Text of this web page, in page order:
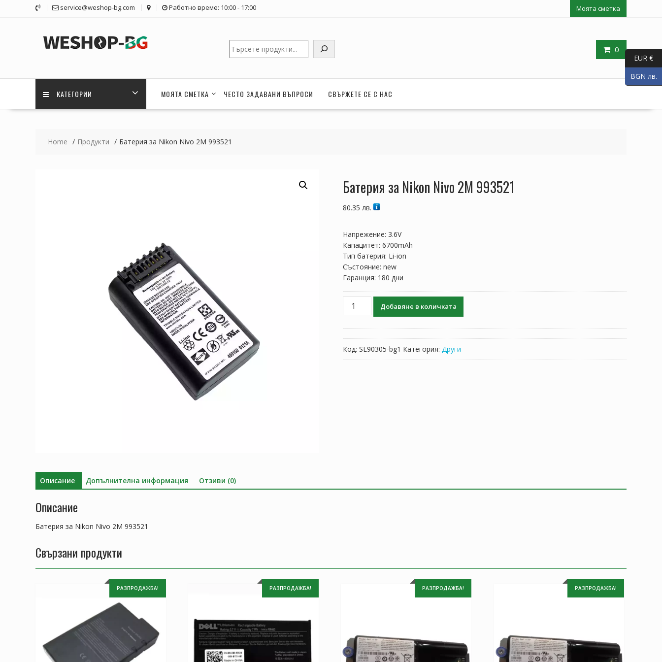
service@weshop-bg.com Работно време: 10:00 - 17:00 Моята сметка
0
Търсене
КАТЕГОРИИ МОЯТА СМЕТКА ЧЕСТО ЗАДАВАНИ ВЪПРОСИ СВЪРЖЕТЕ СЕ С НАС
Home Продукти Батерия за Nikon Nivo 2M 993521
Батерия за Nikon Nivo 2M 993521
80.35 лв.
Напрежение: 3.6V
Капацитет: 6700mAh
Тип батерия: Li-ion
Състояние: new
Гаранция: 180 дни
количество
Nivo
Добавяне в количката
Код: SL90305-bg1 Категория: Други
Описание Допълнителна информация Отзиви (0)
Описание
Батерия за Nikon Nivo 2M 993521
Свързани продукти
РАЗПРОДАЖБА! РАЗПРОДАЖБА! РАЗПРОДАЖБА! РАЗПРОДАЖБА!
EUR €
BGN лв.